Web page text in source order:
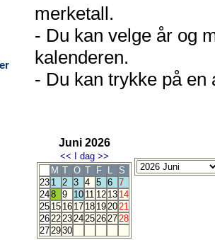
merketall.
- Du kan velge år og
kalenderen.
- Du kan trykke på en
Juni 2026
<< I dag >>
M T O T F L
S
23 1 2 3 4 5 6 7
248 9 10 11 12 13 14
25 15 16 17 18 192021
2622232425262728
272930